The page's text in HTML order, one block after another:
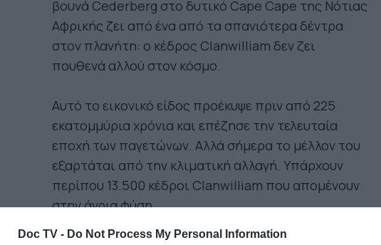
Doc TV - Do Not Process My Personal Information
βουνά Cederberg στο δυτικό Cape Cape της Νότιας
Αφρικής ζει από ένα από τα σπανιότερα δέντρα
στον πλανήτη: ο κέδρος Clanwilliam δεν ζει
πουθενά αλλού στον κόσμο.
Αυτό το εικονικό είδος προέκυψε πριν από 225
εκατομμύρια χρόνια και επέζησε την τελευταία
εποχή των παγετώνων. Αλλά σήμερα το μέλλον του
εξαρτάται από την κλιματική αλλαγή. Υπάρχουν
περίπου 13.500 κέδροι Clanwilliam που απομένουν
στην άγρια φύση.